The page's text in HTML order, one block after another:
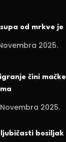
od mrkve je
2025.
čini mačke
2025.
bosiljak